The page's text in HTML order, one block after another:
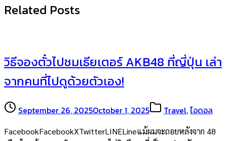
Related Posts
วิธีจองตั๋วไปชมเธียเตอร์ AKB48 ที่ญี่ปุ่น เล่า
จากคนที่ไปดูด้วยตัวเอง!
September 26, 2025October 1, 2025 Travel,ไอดอล
FacebookFacebookXTwitterLINELineแม้ผมจะถอยหลังจาก 48